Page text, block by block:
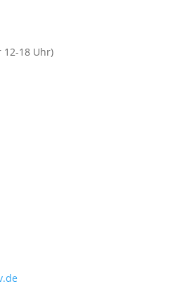
12-18 Uhr)